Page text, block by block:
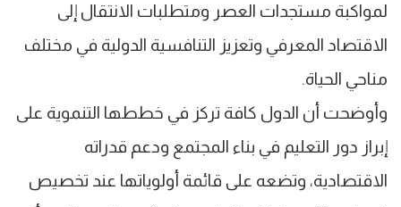
لمواكبة مستجدات العصر ومتطلبات الانتقال إلى
الاقتصاد المعرفي وتعزيز التنافسية الدولية في مختلف
مناحي الحياة.
وأوضحت أن الدول كافة تركز في خططها التنموية على
إبراز دور التعليم في بناء المجتمع ودعم قدراته
الاقتصادية، وتضعه على قائمة أولوياتها عند تخصيص